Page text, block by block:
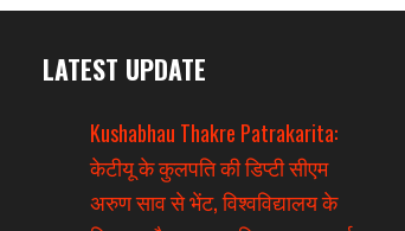
LATEST UPDATE
Kushabhau Thakre Patrakarita:
केटीयू के कुलपति की डिप्टी सीएम
अरुण साव से भेंट, विश्वविद्यालय के